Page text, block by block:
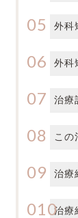
外科
外科
治療
この
治療
治療